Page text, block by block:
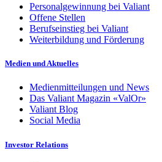
Personalgewinnung bei Valiant
Offene Stellen
Berufseinstieg bei Valiant
Weiterbildung und Förderung
Medien und Aktuelles
Medienmitteilungen und News
Das Valiant Magazin «ValOr»
Valiant Blog
Social Media
Investor Relations